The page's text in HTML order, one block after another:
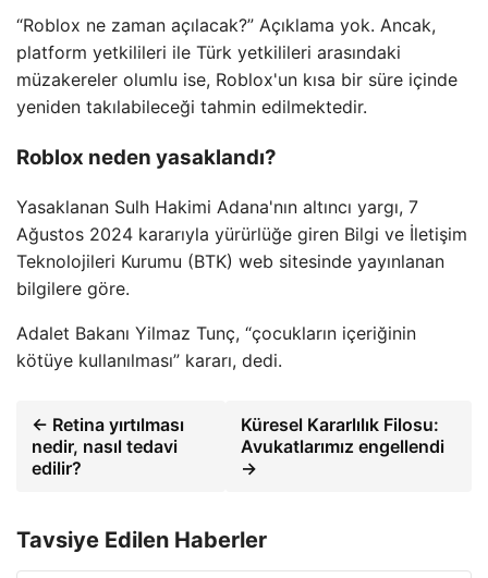
“Roblox ne zaman açılacak?” Açıklama yok. Ancak,
platform yetkilileri ile Türk yetkilileri arasındaki
müzakereler olumlu ise, Roblox'un kısa bir süre içinde
yeniden takılabileceği tahmin edilmektedir.
Roblox neden yasaklandı?
Yasaklanan Sulh Hakimi Adana'nın altıncı yargı, 7
Ağustos 2024 kararıyla yürürlüğe giren Bilgi ve İletişim
Teknolojileri Kurumu (BTK) web sitesinde yayınlanan
bilgilere göre.
Adalet Bakanı Yilmaz Tunç, “çocukların içeriğinin
kötüye kullanılması” kararı, dedi.
← Retina yırtılması
nedir, nasıl tedavi
edilir?
Küresel Kararlılık Filosu:
Avukatlarımız engellendi
→
Tavsiye Edilen Haberler